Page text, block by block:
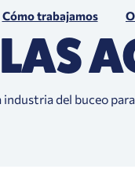
Cómo trabajamos
industria del buceo